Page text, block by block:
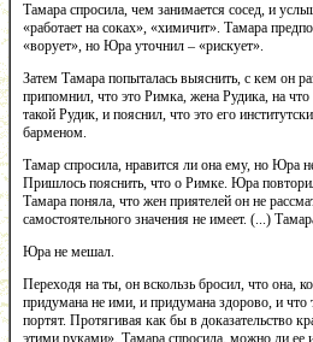
Тамара спросила, чем занимается сосед, и
«работает на соках», «химичит». Тамара
«ворует», но Юра уточнил – «рискует».
Затем Тамара попыталась выяснить, с кем он
припомнил, что это Римка, жена Рудика, на
такой Рудик, и пояснил, что это его
барменом.
Тамар спросила, нравится ли она ему, но Юра
Пришлось пояснить, что о Римке. Юра
Тамара поняла, что жен приятелей он не
самостоятельного значения не имеет. (...)
Юра не мешал.
Переходя на ты, он вскользь бросил, что она,
придумана не ими, и придумана здорово, и что
портят. Протягивая как бы в доказательство
этими руками». Тамара спросила, можно ли ее